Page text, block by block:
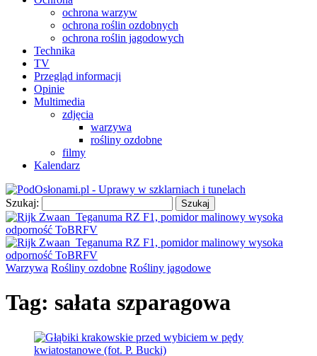
ochrona warzyw
ochrona roślin ozdobnych
ochrona roślin jagodowych
Technika
TV
Przegląd informacji
Opinie
Multimedia
zdjęcia
warzywa
rośliny ozdobne
filmy
Kalendarz
Szukaj:
Warzywa Rośliny ozdobne Rośliny jagodowe
Tag: sałata szparagowa